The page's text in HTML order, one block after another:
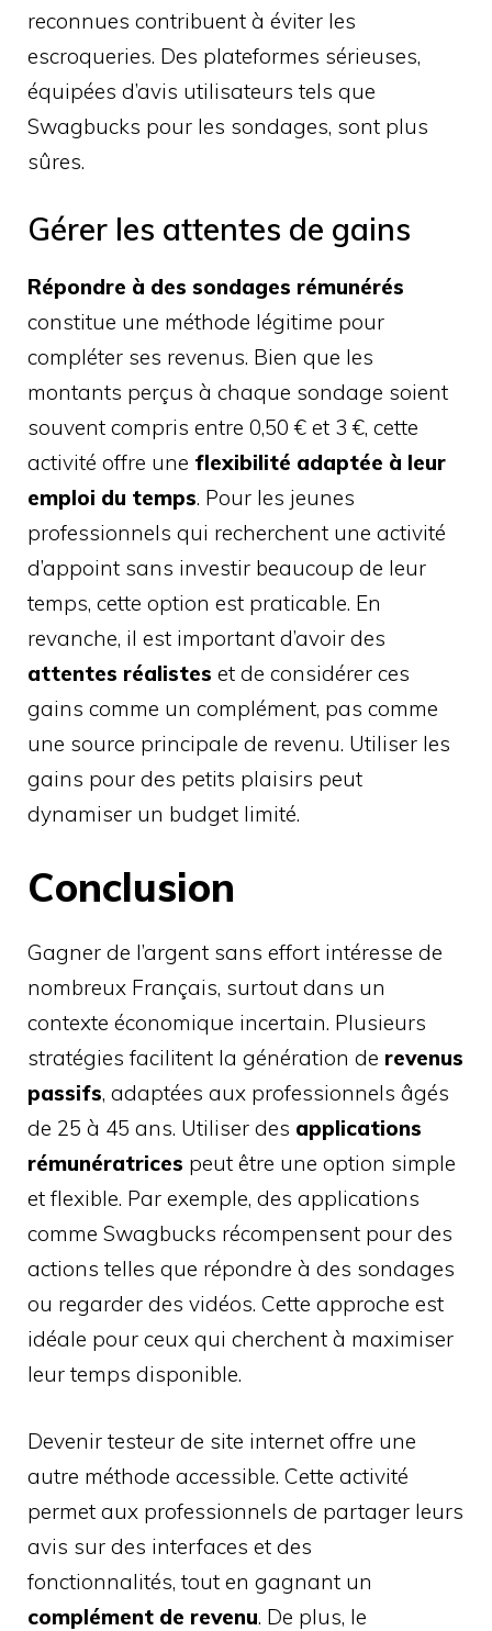
reconnues contribuent à éviter les
escroqueries. Des plateformes sérieuses,
équipées d’avis utilisateurs tels que
Swagbucks pour les sondages, sont plus
sûres.
Gérer les attentes de gains
Répondre à des sondages rémunérés
constitue une méthode légitime pour
compléter ses revenus. Bien que les
montants perçus à chaque sondage soient
souvent compris entre 0,50 € et 3 €, cette
activité offre une flexibilité adaptée à leur
emploi du temps. Pour les jeunes
professionnels qui recherchent une activité
d’appoint sans investir beaucoup de leur
temps, cette option est praticable. En
revanche, il est important d’avoir des
attentes réalistes et de considérer ces
gains comme un complément, pas comme
une source principale de revenu. Utiliser les
gains pour des petits plaisirs peut
dynamiser un budget limité.
Conclusion
Gagner de l’argent sans effort intéresse de
nombreux Français, surtout dans un
contexte économique incertain. Plusieurs
stratégies facilitent la génération de revenus
passifs, adaptées aux professionnels âgés
de 25 à 45 ans. Utiliser des applications
rémunératrices peut être une option simple
et flexible. Par exemple, des applications
comme Swagbucks récompensent pour des
actions telles que répondre à des sondages
ou regarder des vidéos. Cette approche est
idéale pour ceux qui cherchent à maximiser
leur temps disponible.
Devenir testeur de site internet offre une
autre méthode accessible. Cette activité
permet aux professionnels de partager leurs
avis sur des interfaces et des
fonctionnalités, tout en gagnant un
complément de revenu. De plus, le